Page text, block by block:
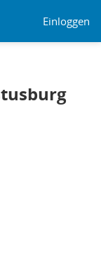
Einloggen